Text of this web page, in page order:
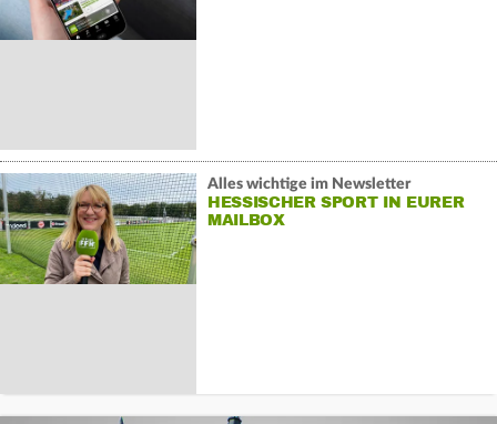
Alles wichtige im Newsletter
HESSISCHER SPORT IN EURER
MAILBOX